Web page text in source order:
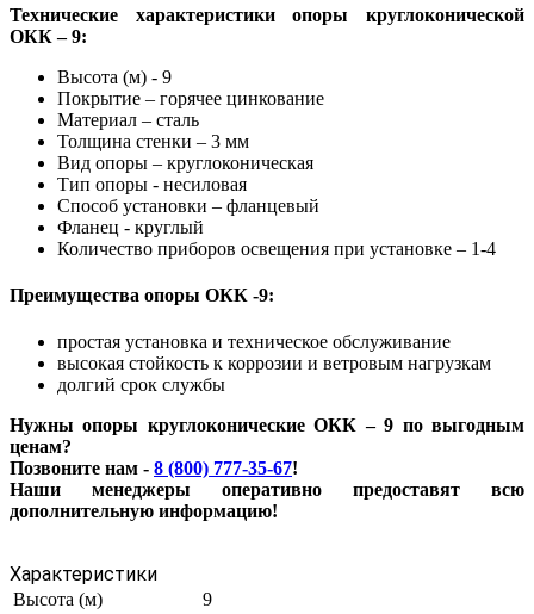
Технические характеристики опоры круглоконической
ОКК – 9:
Высота (м) - 9
Покрытие – горячее цинкование
Материал – сталь
Толщина стенки – 3 мм
Вид опоры – круглоконическая
Тип опоры - несиловая
Способ установки – фланцевый
Фланец - круглый
Количество приборов освещения при установке – 1-4
Преимущества опоры ОКК -9:
простая установка и техническое обслуживание
высокая стойкость к коррозии и ветровым нагрузкам
долгий срок службы
Нужны опоры круглоконические ОКК – 9 по выгодным
ценам?
Позвоните нам - 8 (800) 777-35-67!
Наши менеджеры оперативно предоставят всю
дополнительную информацию!
Характеристики
Высота (м)
9